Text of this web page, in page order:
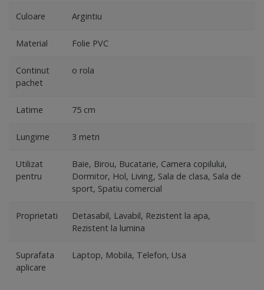
Culoare Argintiu
Material Folie PVC
Continut
pachet
o rola
Latime 75 cm
Lungime 3 metri
Utilizat
pentru
Baie, Birou, Bucatarie, Camera copilului,
Dormitor, Hol, Living, Sala de clasa, Sala de
sport, Spatiu comercial
Proprietati
Detasabil, Lavabil, Rezistent la apa,
Rezistent la lumina
Suprafata
aplicare
Laptop, Mobila, Telefon, Usa